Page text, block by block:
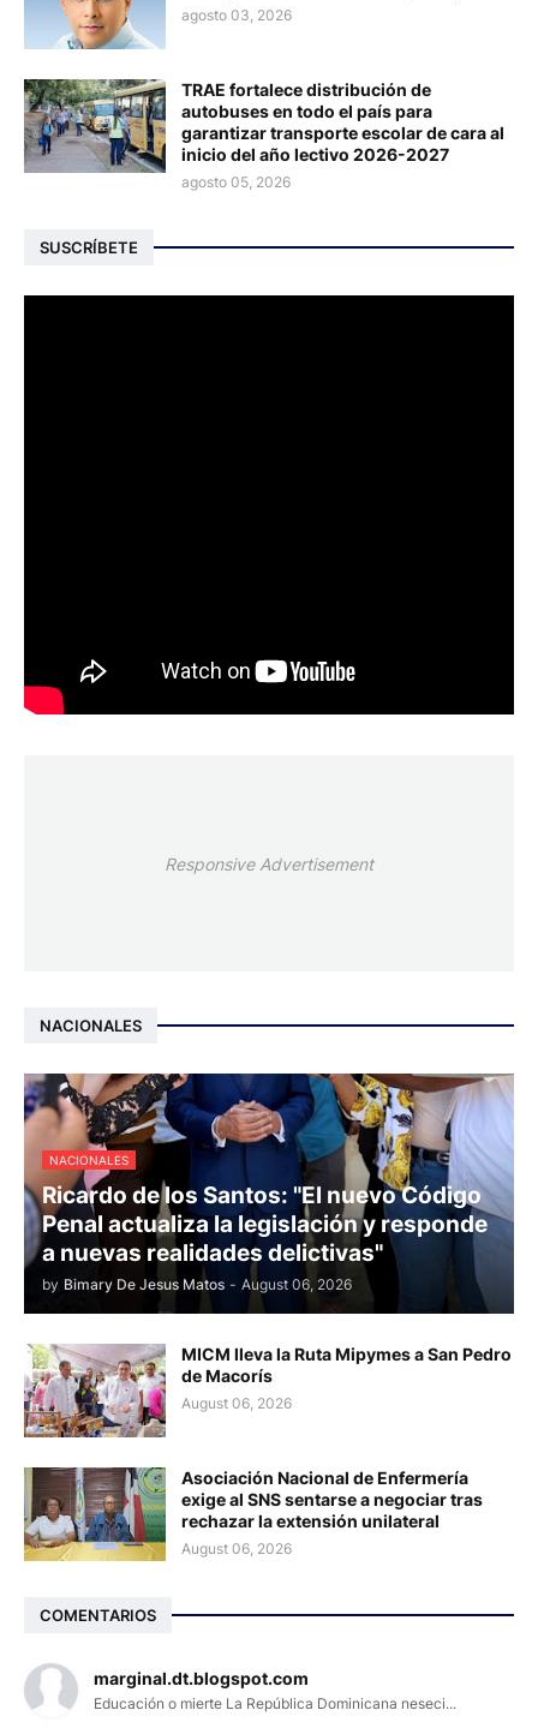
agosto 03, 2026
TRAE fortalece distribución de
autobuses en todo el país para
garantizar transporte escolar de cara al
inicio del año lectivo 2026-2027
agosto 05, 2026
SUSCRÍBETE
Responsive Advertisement
NACIONALES
NACIONALES
Ricardo de los Santos: "El nuevo Código
Penal actualiza la legislación y responde
a nuevas realidades delictivas"
by Bimary De Jesus Matos - August 06, 2026
MICM lleva la Ruta Mipymes a San Pedro
de Macorís
August 06, 2026
Asociación Nacional de Enfermería
exige al SNS sentarse a negociar tras
rechazar la extensión unilateral
August 06, 2026
COMENTARIOS
marginal.dt.blogspot.com
Educación o mierte La República Dominicana neseci...